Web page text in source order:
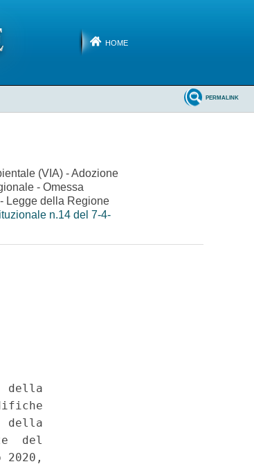
HOME
PERMALINK
(VIA) - Adozione
- Omessa
Legge della Regione
n.14 del 7-4-